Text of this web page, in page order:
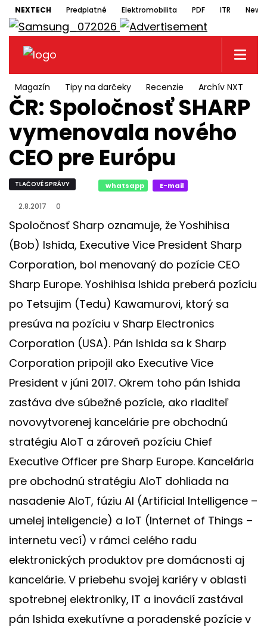
NEXTECH Predplatné Elektromobilita PDF ITR
Magazín Tipy na darčeky Recenzie Archív NXT
ČR: Spoločnosť SHARP
vymenovala nového
CEO pre Európu
TLAČOVÉ SPRÁVY whatsapp E-mail
2.8.2017 0
Spoločnosť Sharp oznamuje, že Yoshihisa
(Bob) Ishida, Executive Vice President Sharp
Corporation, bol menovaný do pozície CEO
Sharp Europe. Yoshihisa Ishida preberá pozíciu
po Tetsujim (Tedu) Kawamurovi, ktorý sa
presúva na pozíciu v Sharp Electronics
Corporation (USA). Pán Ishida sa k Sharp
Corporation pripojil ako Executive Vice
President v júni 2017. Okrem toho pán Ishida
zastáva dve súbežné pozície, ako riaditeľ
novovytvorenej kancelárie pre obchodnú
stratégiu AIoT a zároveň pozíciu Chief
Executive Officer pre Sharp Europe. Kancelária
pre obchodnú stratégiu AIoT dohliada na
nasadenie AloT, fúziu AI (Artificial Intelligence –
umelej inteligencie) a IoT (Internet of Things –
internetu vecí) v rámci celého radu
elektronických produktov pre domácnosti aj
kancelárie. V priebehu svojej kariéry v oblasti
spotrebnej elektroniky, IT a inovácií zastával
pán Ishida exekutívne a poradenské pozície v